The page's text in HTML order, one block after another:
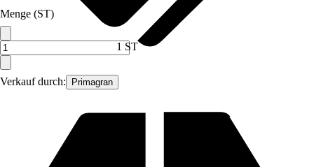
Verkauf durch: Primagran
Menge (ST)
1 ST